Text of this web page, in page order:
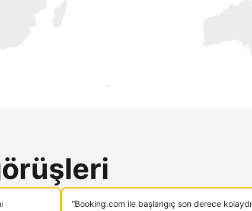
“Booking.com ile başlangıç son derece kolaydı